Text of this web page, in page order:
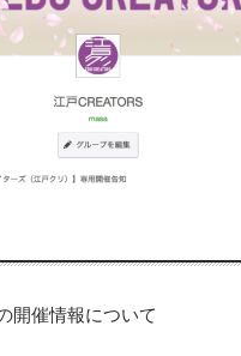
開催情報について